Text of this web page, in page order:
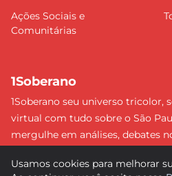
Ações Sociais e
Comunitárias
1Soberano
1Soberano seu universo tricolor,
virtual com tudo sobre o São
mergulhe em análises, debates
detalhe e faça parte dessa
Usamos cookies para melhorar